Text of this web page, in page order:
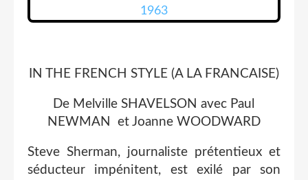
IN THE FRENCH STYLE (A LA FRANCAISE)
De Melville SHAVELSON avec Paul
NEWMAN et Joanne WOODWARD
Steve Sherman, journaliste prétentieux et
séducteur impénitent, est exilé par son